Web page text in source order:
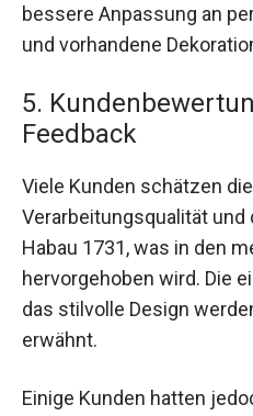
bessere Anpassung an
und vorhandene
5.
Feedback
Viele Kunden schätzen
Verarbeitungsqualität und
Habau 1731, was in den
hervorgehoben wird. Die
das stilvolle Design
erwähnt.
Einige Kunden hatten